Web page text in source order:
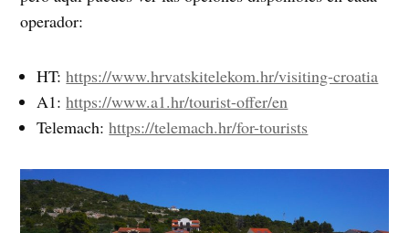
operador:
HT:https://www.hrvatskitelekom.hr/visiting-croatia
A1:https://www.a1.hr/tourist-offer/en
Telemach:https://telemach.hr/for-tourists